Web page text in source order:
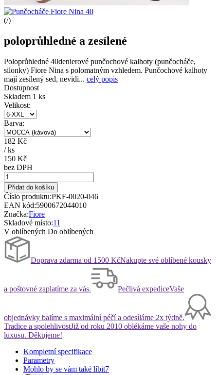
(/)
poloprůhledné a zesílené
Poloprůhledné 40denierové punčochové kalhoty (punčocháče,
silonky) Fiore Nina s polomatným vzhledem. Punčochové kalhoty
mají zesílený sed, nevidi... celý popis
Dostupnost
Skladem 1 ks
Velikost:
Barva:
182 Kč
/ks
150 Kč
bez DPH
Přidat do košíku
Číslo produktu:PKF-0020-046
EAN kód:5900672044010
Značka:Fiore
Skladové místo:11
V oblíbených Do oblíbených
Doprava zdarma od 1500 KčNakupte své oblíbené kousky
a poštovné zaplatíme za vás. Pečlivá expediceVaše
objednávky balíme s maximální péčí a odesíláme 2x týdně.
Tradice a spolehlivostJiž od roku 2010 oblékáme vaše nohy do
luxusu. Děkujeme!
Kompletní specifikace
Parametry
Mohlo by se vám také líbit7